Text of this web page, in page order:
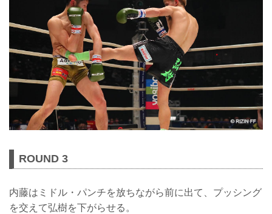
ROUND 3
内藤はミドル・パンチを放ちながら前に出て、プッシング
を交えて弘樹を下がらせる。